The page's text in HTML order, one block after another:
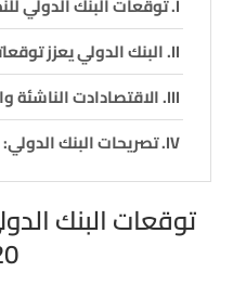
البنك الدولي يعزز
الاقتصادادت الناشئة
تصريحات البنك الدولي:
توقعات البنك